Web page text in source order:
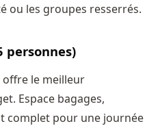
ou les groupes resserrés.
personnes)
offre le meilleur
Espace bagages,
complet pour une journée